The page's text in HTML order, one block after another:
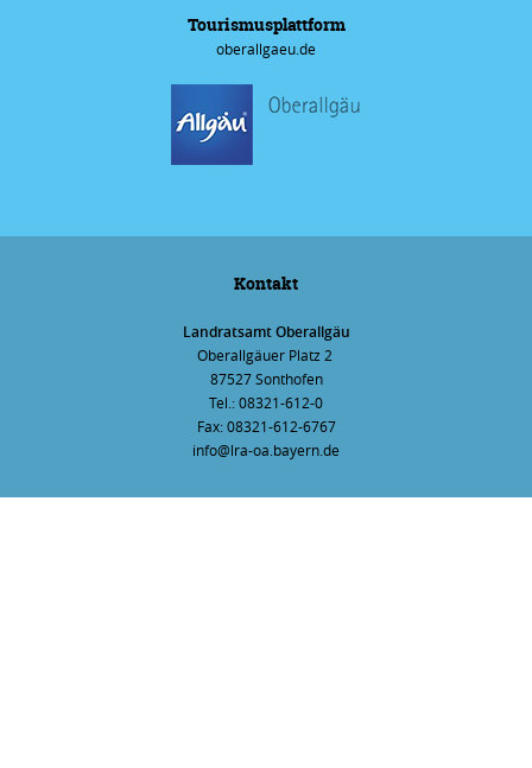
Tourismus­plattform
oberallgaeu.de
Kontakt
Landratsamt Oberallgäu
Oberallgäuer Platz 2
87527 Sonthofen
Tel.: 08321-612-0
Fax: 08321-612-6767
info@lra-oa.bayern.de